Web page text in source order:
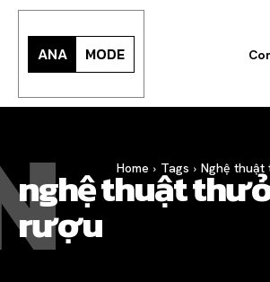
Or continue exploring...
All
ANA MODE
Home Tags Nghệ thuật
nghệ thuật
rượu